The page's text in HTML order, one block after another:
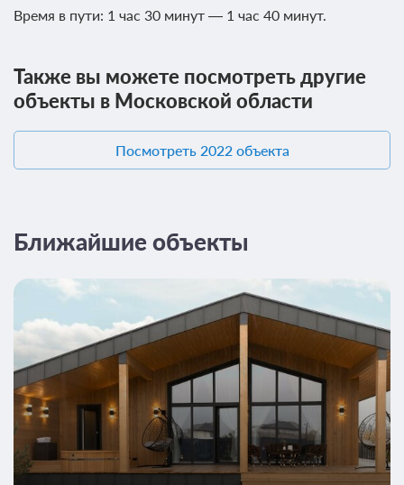
2
x2 Две двуспальных кровати
Ванная комната в номере
Сплит-система
Моментальное подтверждение
В стоимость входит:
Требуется внесение предоплаты в течение 2 часов.
2 гостя
Моментальное подтверждение
В стоимость входит:
Стандартный тариф, Без питания
Бесплатная отмена до 09 августа 2026 23:59; При отмене
после 10 августа 2026 00:00 оплата не возвращается
Время в пути: 1 час 30 минут — 1 час 40 минут.
Также вы можете посмотреть другие
объекты в Московской области
Посмотреть 2022 объекта
Ближайшие объекты